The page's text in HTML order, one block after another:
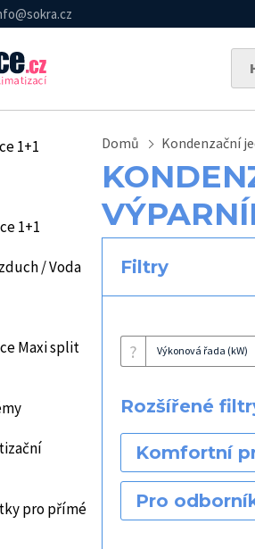
1+1
1+1
/ Voda
Maxi split
pro přímé
Domů Kondenzační
Filtry
? Výkonová řada (kW)
Rozšířené
Komfortní
Pro